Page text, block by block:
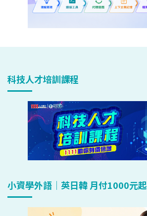
科技人才培訓課程
小資學外語｜英日韓 月付1000元起